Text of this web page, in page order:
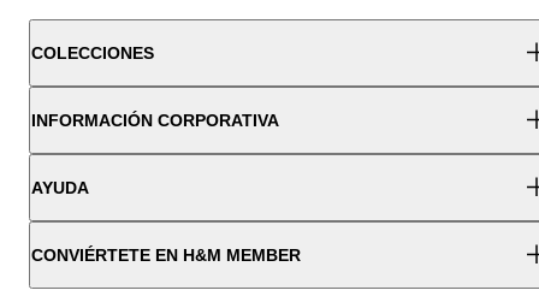
COLECCIONES
INFORMACIÓN CORPORATIVA
AYUDA
CONVIÉRTETE EN H&M MEMBER